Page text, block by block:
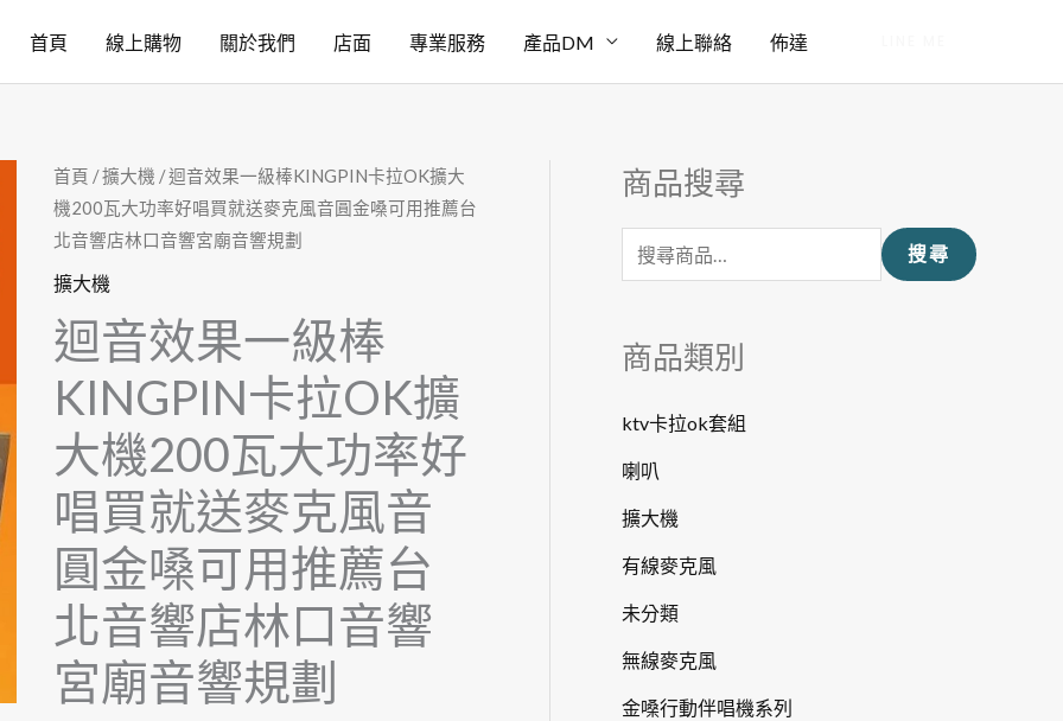
首頁 線上購物 關於我們 店面 專業服務 產品DM 線上聯絡 佈達
首頁 /擴大機 / 迴音效果一級棒KINGPIN卡拉OK擴大
機200瓦大功率好唱買就送麥克風音圓金嗓可用推薦台
北音響店林口音響宮廟音響規劃
擴大機
迴音效果一級棒
KINGPIN卡拉OK擴
大機200瓦大功率好
唱買就送麥克風音
圓金嗓可用推薦台
北音響店林口音響
宮廟音響規劃
商品搜尋
搜
關
搜尋
商品類別
ktv卡拉ok套組
喇叭
擴大機
有線麥克風
未分類
無線麥克風
金嗓行動伴唱機系列